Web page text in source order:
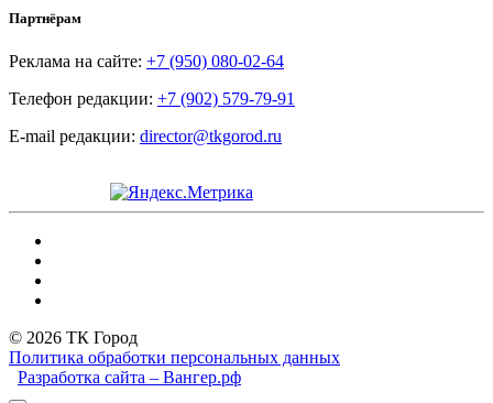
Партнёрам
Реклама на сайте: +7 (950) 080-02-64
Телефон редакции: +7 (902) 579-79-91
E-mail редакции: director@tkgorod.ru
© 2026 ТК Город
Политика обработки персональных данных
Разработка сайта – Вангер.рф